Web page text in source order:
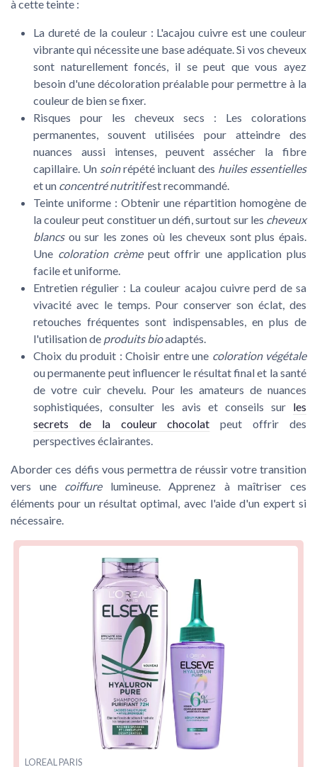
à cette teinte :
La dureté de la couleur : L'acajou cuivre est une couleur
vibrante qui nécessite une base adéquate. Si vos cheveux
sont naturellement foncés, il se peut que vous ayez
besoin d'une décoloration préalable pour permettre à la
couleur de bien se fixer.
Risques pour les cheveux secs : Les colorations
permanentes, souvent utilisées pour atteindre des
nuances aussi intenses, peuvent assécher la fibre
capillaire. Un soinrépété incluant des huiles essentielles
et un concentré nutritifest recommandé.
Teinte uniforme : Obtenir une répartition homogène de
la couleur peut constituer un défi, surtout sur les cheveux
blancsou sur les zones où les cheveux sont plus épais.
Une coloration crèmepeut offrir une application plus
facile et uniforme.
Entretien régulier : La couleur acajou cuivre perd de sa
vivacité avec le temps. Pour conserver son éclat, des
retouches fréquentes sont indispensables, en plus de
l'utilisation de produits bioadaptés.
Choix du produit : Choisir entre une coloration végétale
ou permanente peut influencer le résultat final et la santé
de votre cuir chevelu. Pour les amateurs de nuances
sophistiquées, consulter les avis et conseils sur les
secrets de la couleur chocolat peut offrir des
perspectives éclairantes.
Aborder ces défis vous permettra de réussir votre transition
vers une coiffurelumineuse. Apprenez à maîtriser ces
éléments pour un résultat optimal, avec l'aide d'un expert si
nécessaire.
LOREAL PARIS